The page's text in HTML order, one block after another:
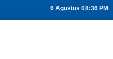
6 Agustus 08:36 PM
Dugaan Penipuan Oleh